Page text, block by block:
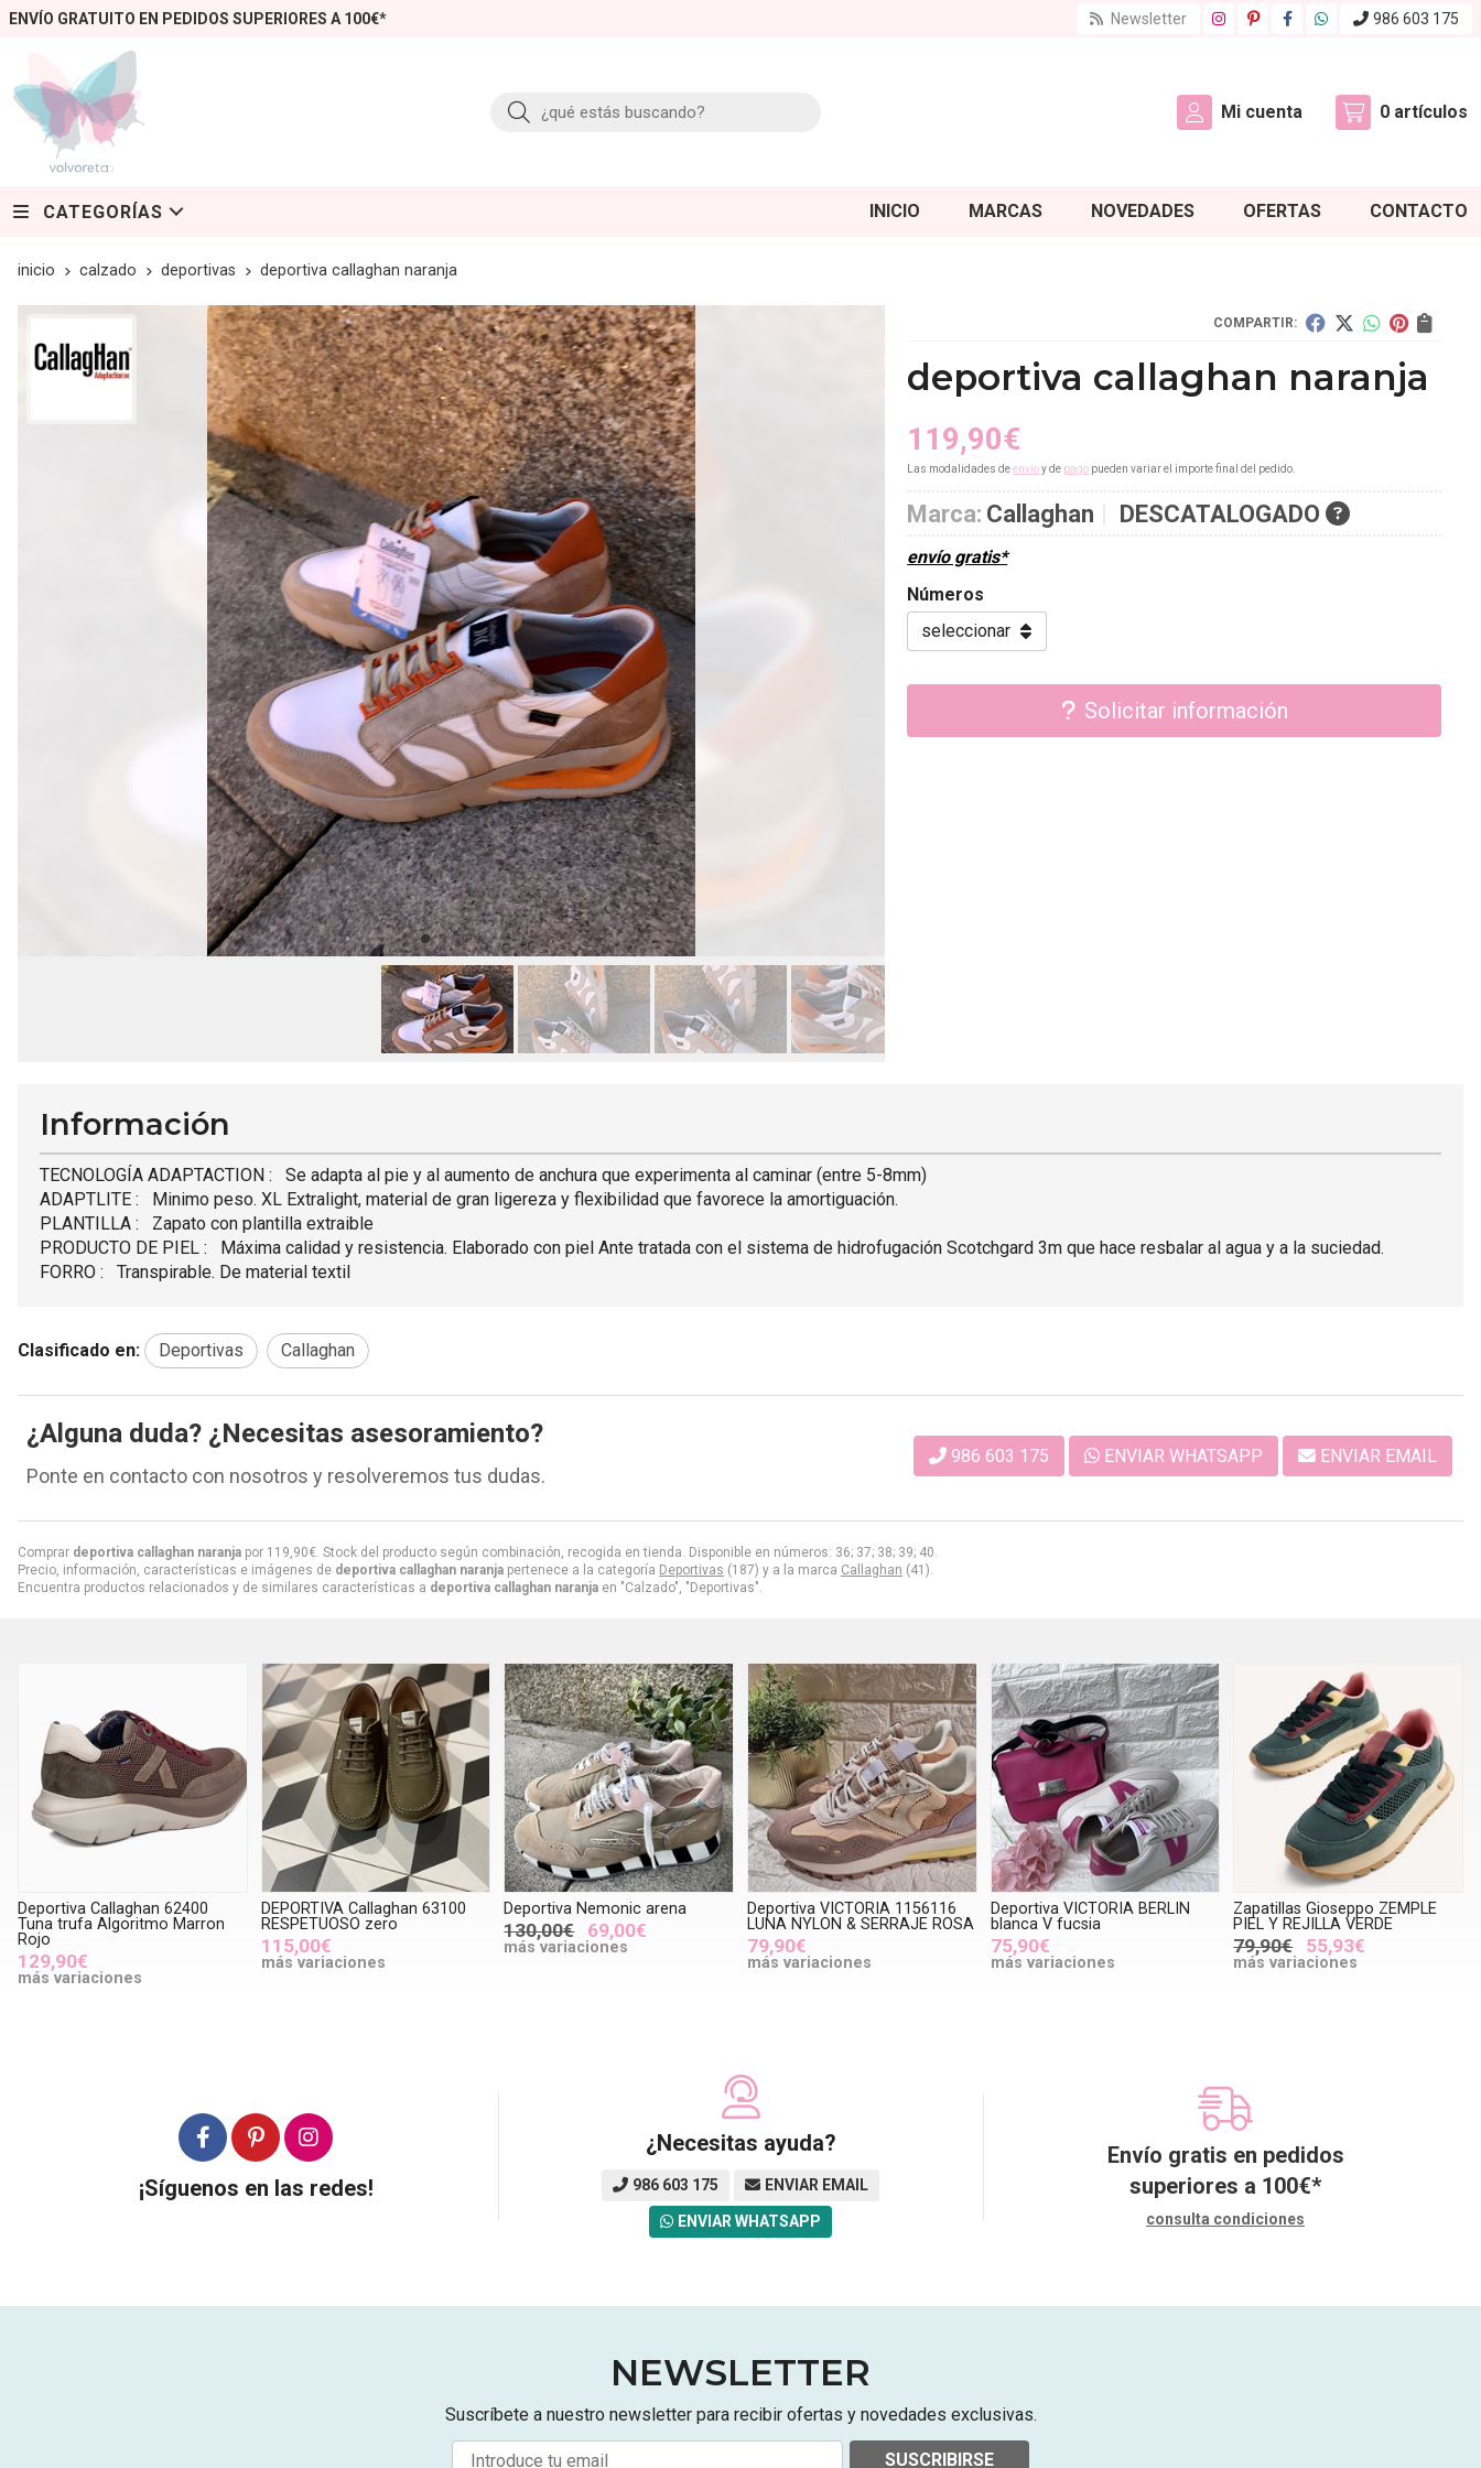
ENVÍO GRATUITO EN PEDIDOS SUPERIORES A 100€* Newsletter 986 603 175
Buscar Mi cuenta 0 artículos
CATEGORÍAS INICIO MARCAS NOVEDADES OFERTAS CONTACTO
inicio calzado deportivas deportiva callaghan naranja
COMPARTIR:
deportiva callaghan naranja
119,90€
Las modalidades deenvíoy de pago pueden variar el importe final del pedido.
Marca: Callaghan DESCATALOGADO
envío gratis*
Números
Solicitar información
Comprar deportiva callaghan naranja por 119,90€. Stock del producto según combinación, recogida en tienda. Disponible en números: 36; 37; 38; 39; 40.
Precio, información, características e imágenes de deportiva callaghan naranja pertenece a la categoría Deportivas (187) y a la marca Callaghan (41).
Encuentra productos relacionados y de similares características a deportiva callaghan naranja en "Calzado", "Deportivas".
Información
TECNOLOGÍA ADAPTACTION : Se adapta al pie y al aumento de anchura que experimenta al caminar (entre 5-8mm)
ADAPTLITE : Minimo peso. XL Extralight, material de gran ligereza y flexibilidad que favorece la amortiguación.
PLANTILLA : Zapato con plantilla extraible
PRODUCTO DE PIEL : Máxima calidad y resistencia. Elaborado con piel Ante tratada con el sistema de hidrofugación Scotchgard 3m que hace resbalar al agua y a la suciedad.
FORRO : Transpirable. De material textil
Clasificado en: Deportivas Callaghan
¿Alguna duda? ¿Necesitas asesoramiento?
Ponte en contacto con nosotros y resolveremos tus dudas.
986 603 175 ENVIAR WHATSAPP ENVIAR EMAIL
Deportiva Callaghan 62400
Tuna trufa Algoritmo Marron
Rojo
129,90€
más variaciones
DEPORTIVA Callaghan 63100
RESPETUOSO zero
115,00€
más variaciones
Deportiva Nemonic arena
130,00€ 69,00€
más variaciones
Deportiva VICTORIA 1156116
LUNA NYLON & SERRAJE ROSA
79,90€
más variaciones
Deportiva VICTORIA BERLIN
blanca V fucsia
75,90€
más variaciones
Zapatillas Gioseppo ZEMPLE
PIEL Y REJILLA VERDE
79,90€ 55,93€
más variaciones
¡Síguenos en las redes!
¿Necesitas ayuda?
986 603 175 ENVIAR EMAIL
ENVIAR WHATSAPP
Envío gratis en pedidos
superiores a 100€*
consulta condiciones
NEWSLETTER
Suscríbete a nuestro newsletter para recibir ofertas y novedades exclusivas.
SUSCRIBIRSE